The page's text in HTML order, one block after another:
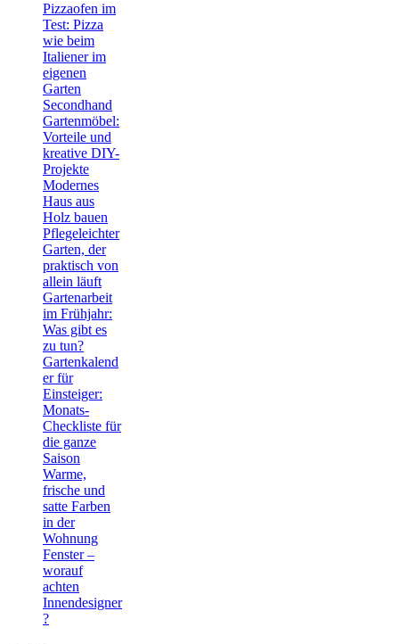
Pizzaofen im
Test: Pizza
wie beim
Italiener im
eigenen
Garten
Secondhand
Gartenmöbel:
Vorteile und
kreative DIY-
Projekte
Modernes
Haus aus
Holz bauen
Pflegeleichter
Garten, der
praktisch von
allein läuft
Gartenarbeit
im Frühjahr:
Was gibt es
zu tun?
Gartenkalend
er für
Einsteiger:
Monats-
Checkliste für
die ganze
Saison
Warme,
frische und
satte Farben
in der
Wohnung
Fenster –
worauf
achten
Innendesigner
?